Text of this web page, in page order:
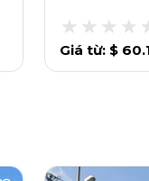
Giá từ: $